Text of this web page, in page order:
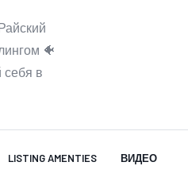
🐠
себя в
LISTING AMENTIES
ВИДЕО